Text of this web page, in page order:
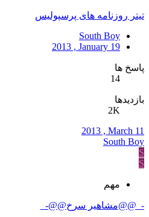
تیتر روزنامه های پرسپولیس
South Boy
2013 , January 19
پاسخ ها
14
بازدیدها
2K
2013 , March 11
South Boy
S
S
مهم
-_@@مشاهیر سرخ@@-_